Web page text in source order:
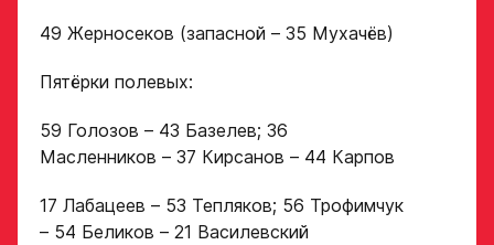
49 Жерносеков (запасной – 35 Мухачёв)
Пятёрки полевых:
59 Голозов – 43 Базелев; 36
Масленников – 37 Кирсанов – 44 Карпов
17 Лабацеев – 53 Тепляков; 56 Трофимчук
– 54 Беликов – 21 Василевский
скаутского отдела
В случае положительного
представителем игрока
свяжутся по указанному
Нажимая кнопку
«Отправить»,